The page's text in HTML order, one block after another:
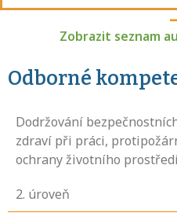
Zobrazit seznam
Odborné
Dodržování
zdraví při práci,
ochrany životního
2. úroveň